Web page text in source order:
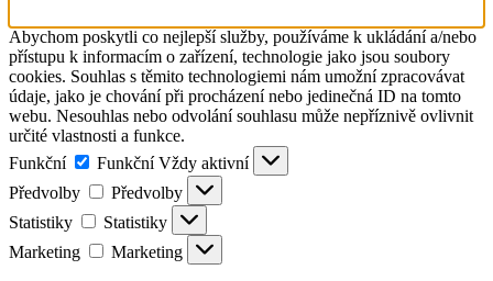
Abychom poskytli co nejlepší služby, používáme k ukládání a/nebo
přístupu k informacím o zařízení, technologie jako jsou soubory
cookies. Souhlas s těmito technologiemi nám umožní zpracovávat
údaje, jako je chování při procházení nebo jedinečná ID na tomto
webu. Nesouhlas nebo odvolání souhlasu může nepříznivě ovlivnit
určité vlastnosti a funkce.
Funkční
Funkční Vždy aktivní
Předvolby
Předvolby
Statistiky
Statistiky
Marketing
Marketing